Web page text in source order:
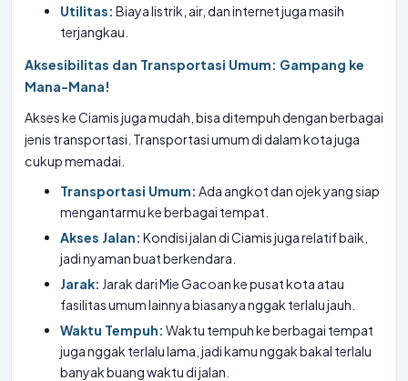
Utilitas: Biaya listrik, air, dan internet juga masih
terjangkau.
Aksesibilitas dan Transportasi Umum: Gampang ke
Mana-Mana!
Akses ke Ciamis juga mudah, bisa ditempuh dengan berbagai
jenis transportasi. Transportasi umum di dalam kota juga
cukup memadai.
Transportasi Umum: Ada angkot dan ojek yang siap
mengantarmu ke berbagai tempat.
Akses Jalan: Kondisi jalan di Ciamis juga relatif baik,
jadi nyaman buat berkendara.
Jarak: Jarak dari Mie Gacoan ke pusat kota atau
fasilitas umum lainnya biasanya nggak terlalu jauh.
Waktu Tempuh: Waktu tempuh ke berbagai tempat
juga nggak terlalu lama, jadi kamu nggak bakal terlalu
banyak buang waktu di jalan.